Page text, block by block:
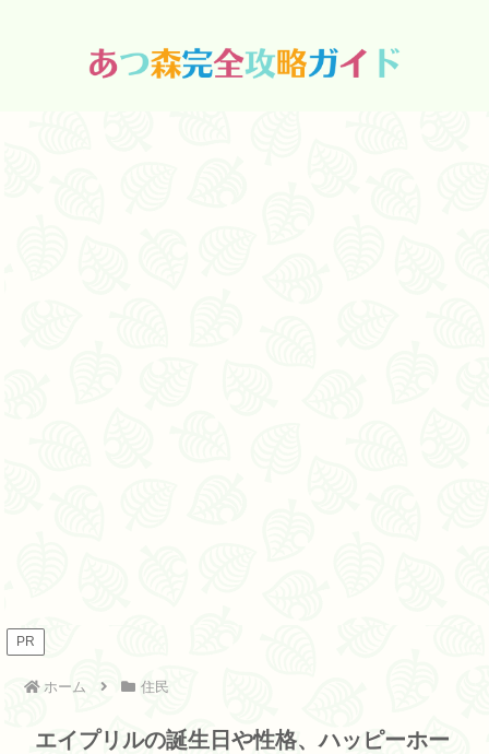
PR
ホーム 住民
エイプリルの誕生日や性格、ハッピーホー